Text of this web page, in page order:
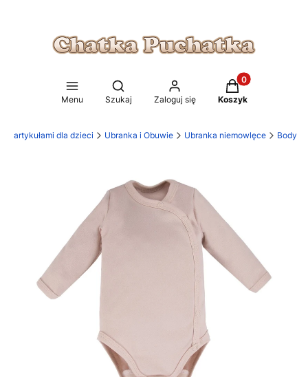
Menu
Otwórz wyszukiwarkę
Szukaj Zaloguj się
Produkty w
Koszyk
z artykułami dla dzieci Ubranka i Obuwie Ubranka niemowlęce Body